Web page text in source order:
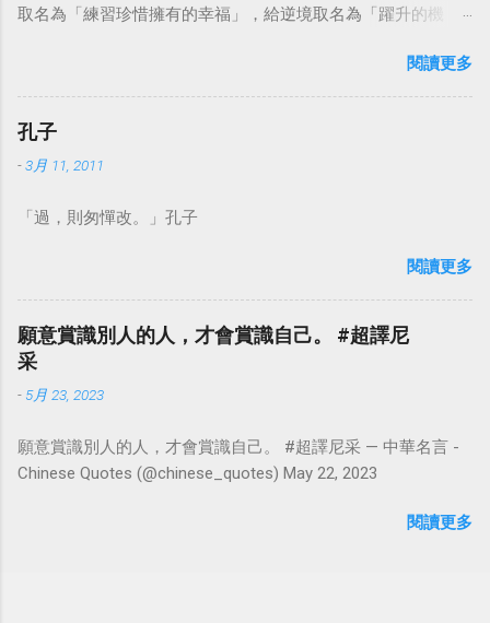
取名為「練習珍惜擁有的幸福」，給逆境取名為「躍升的機
點看事情，就不會覺得活著是一件沉重的事。#超譯尼采 — 中
華名言 - Chinese Quotes (@chinese_quotes) May 23, 2023
閱讀更多
孔子
-3月 11, 2011
「過，則匆憚改。」孔子
閱讀更多
願意賞識別人的人，才會賞識自己。 #超譯尼
采
- 5月 23, 2023
願意賞識別人的人，才會賞識自己。 #超譯尼采 — 中華名言 -
Chinese Quotes (@chinese_quotes) May 22, 2023
閱讀更多